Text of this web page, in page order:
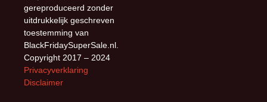
gereproduceerd zonder
uitdrukkelijk geschreven
toestemming van
BlackFridaySuperSale.nl.
Copyright 2017 – 2024
Privacyverklaring
Disclaimer